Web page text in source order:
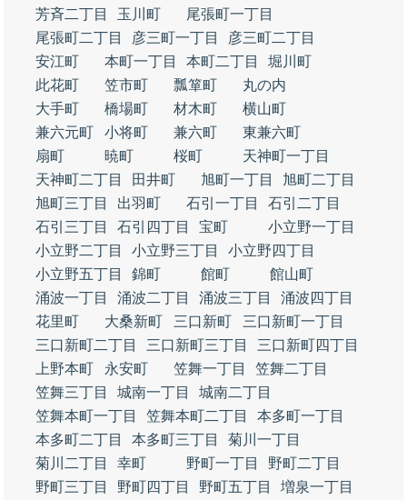
芳斉二丁目 玉川町
尾張町一丁目
尾張町二丁目
彦三町一丁目
彦三町二丁目
安江町
本町一丁目 本町二丁目
堀川町
此花町
笠市町 瓢箪町
丸の内
大手町
橋場町 材木町
横山町
兼六元町
小将町 兼六町
東兼六町
扇町
暁町 桜町
天神町一丁目
天神町二丁目
田井町 旭町一丁目
旭町二丁目
旭町三丁目
出羽町 石引一丁目
石引二丁目
石引三丁目
石引四丁目 宝町
小立野一丁目
小立野二丁目
小立野三丁目
小立野四丁目
小立野五丁目
錦町 館町
館山町
涌波一丁目
涌波二丁目 涌波三丁目
涌波四丁目
花里町
大桑新町 三口新町
三口新町一丁目
三口新町二丁目
三口新町三丁目
三口新町四丁目
上野本町
永安町 笠舞一丁目
笠舞二丁目
笠舞三丁目
城南一丁目
城南二丁目
笠舞本町一丁目
笠舞本町二丁目
本多町一丁目
本多町二丁目
本多町三丁目
菊川一丁目
菊川二丁目
幸町 野町一丁目
野町二丁目
野町三丁目
野町四丁目 野町五丁目
増泉一丁目